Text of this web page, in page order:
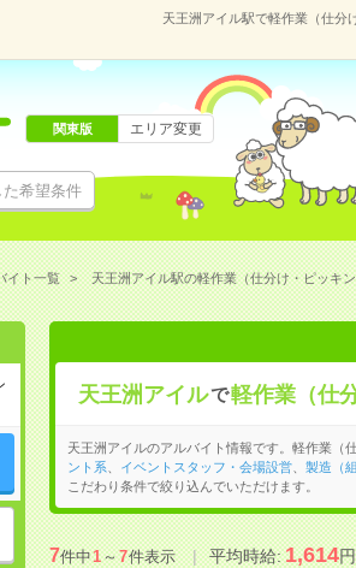
天王洲アイル駅で軽作業（仕分
希望条件
関東版 エリア変更
イト一覧 天王洲アイル駅の軽作業（仕分け・ピッキ
天王洲アイルで軽作業（仕
天王洲アイルのアルバイト情報です。軽作業（
ント系
イベントスタッフ・会場設営、 製造（
こだわり条件で絞り込んでいただけます。
7件中1～7件表示 平均時給:1,614円